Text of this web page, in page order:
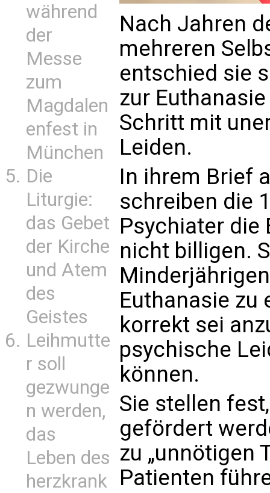
während
der
Messe
zum
Magdalen
enfest in
München
Die
Liturgie:
das Gebet
der Kirche
und Atem
des
Geistes
Leihmutte
r soll
gezwunge
n werden,
das
Leben des
herzkrank
Nach Jahren
mehreren
entschied sie
zur
Schritt mit
Leiden.
In ihrem Brief
schreiben die
Psychiater die
nicht billigen.
Euthanasie zu
korrekt sei
psychische
können.
Sie stellen
gefördert
zu „unnötigen
Patienten